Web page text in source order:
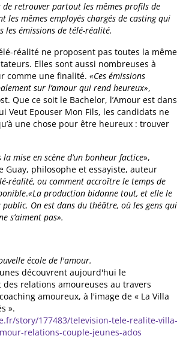
de retrouver partout les mêmes profils de
les mêmes employés chargés de casting qui
émissions de télé-réalité.
réalité ne proposent pas toutes la même
Elles sont aussi nombreuses à
comme une finalité. «Ces émissions
sur l’amour qui rend heureux»,
Que ce soit le Bachelor, l’Amour est dans
Veut Epouser Mon Fils, les candidats ne
une chose pour être heureux : trouver
la mise en scène d’un bonheur factice»,
Guay, philosophe et essayiste, auteur
réalité, ou comment accroître le temps de
.«La production bidonne tout, et elle le
On est dans du théâtre, où les gens qui
s’aiment pas».
école de l'amour.
découvrent aujourd'hui le
relations amoureuses au travers
amoureux, à l'image de « La Villa
».
story/177483/television-tele-realite-villa-
relations-couple-jeunes-ados